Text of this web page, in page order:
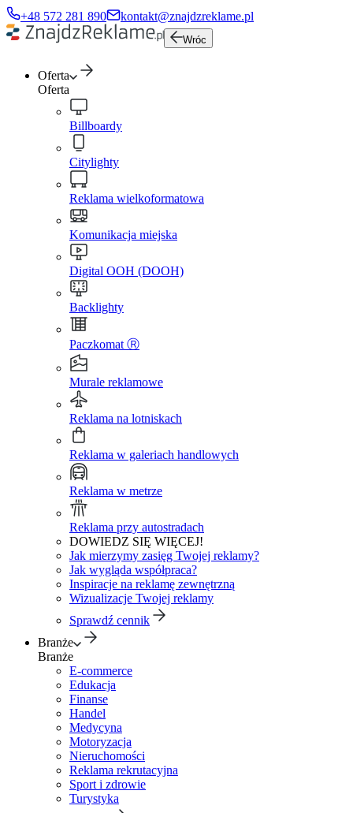
+48 572 281 890 kontakt@znajdzreklame.pl
Wróc
Oferta
Oferta
Billboardy
Citylighty
Reklama wielkoformatowa
Komunikacja miejska
Digital OOH (DOOH)
Backlighty
Paczkomat Ⓡ
Murale reklamowe
Reklama na lotniskach
Reklama w galeriach handlowych
Reklama w metrze
Reklama przy autostradach
DOWIEDZ SIĘ WIĘCEJ!
Jak mierzymy zasięg Twojej reklamy?
Jak wygląda współpraca?
Inspiracje na reklamę zewnętrzną
Wizualizacje Twojej reklamy
Sprawdź cennik
Branże
Branże
E-commerce
Edukacja
Finanse
Handel
Medycyna
Motoryzacja
Nieruchomości
Reklama rekrutacyjna
Sport i zdrowie
Turystyka